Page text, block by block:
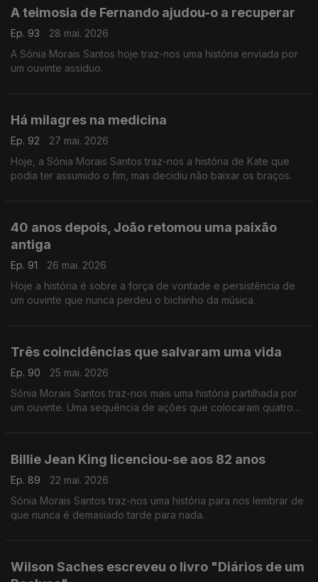
A teimosia de Fernando ajudou-o a recuperar
Ep. 93
28 mai. 2026
A Sónia Morais Santos hoje traz-nos uma história enviada por
um ouvinte assíduo.
Há milagres na medicina
Ep. 92
27 mai. 2026
Hoje, a Sónia Morais Santos traz-nos a história de Kate que
podia ter assumido o fim, mas decidiu não baixar os braços.
40 anos depois, João retomou uma paixão
antiga
Ep. 91
26 mai. 2026
Hoje a história é sobre a força de vontade e persistência de
um ouvinte que nunca perdeu o bichinho da música.
Três coincidências que salvaram uma vida
Ep. 90
25 mai. 2026
Sónia Morais Santos traz-nos mais uma história partilhada por
um ouvinte. Uma sequência de ações que colocaram quatro
Billie Jean King licenciou-se aos 82 anos
Ep. 89
22 mai. 2026
Sónia Morais Santos traz-nos uma história para nos lembrar de
que nunca é demasiado tarde para nada.
Wilson Saches escreveu o livro "Diários de um